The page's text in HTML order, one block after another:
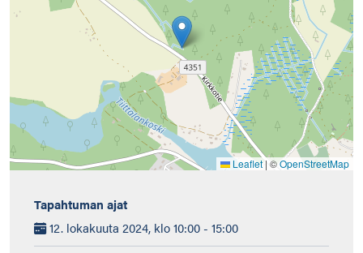
Leaflet | ©OpenStreetMap
Tapahtuman ajat
12. lokakuuta 2024, klo 10:00 - 15:00